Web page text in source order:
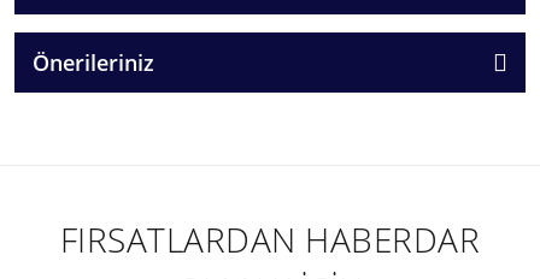
Önerileriniz
FIRSATLARDAN HABERDAR